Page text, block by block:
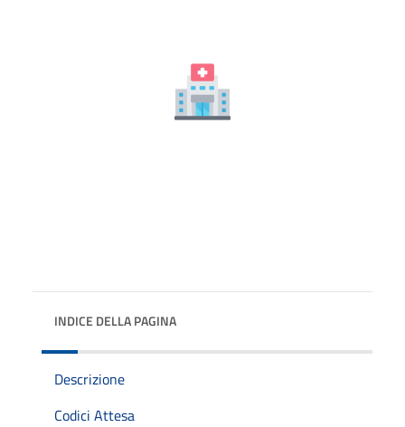
INDICE DELLA PAGINA
Descrizione
Codici Attesa